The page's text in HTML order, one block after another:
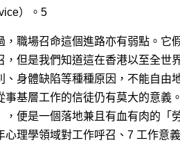
）。5
，職場召命這個進路亦有弱點。它
，但是我們知道這在香港以至全世
、身體缺陷等種種原因，不能自由
事基層工作的信徒仍有莫大的意義
，便是一個落地兼且有血有肉的「
心理學領域對工作呼召、7 工作意